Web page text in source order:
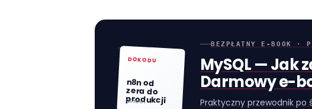
DOKODU
n8n od
zera do
produkcji
120 stron
BEZPŁATNY E-BOOK ·
MySQL — Jak
Darmowy e-
Praktyczny przewodnik po